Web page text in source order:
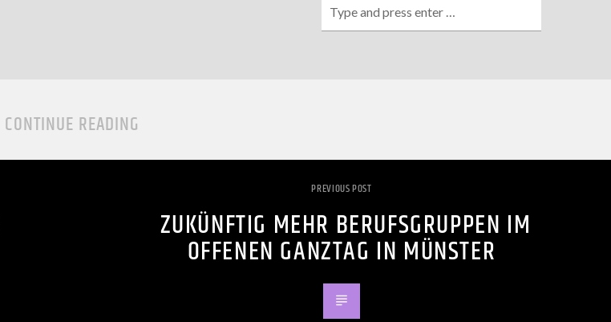
CONTINUE READING
PREVIOUS POST
ZUKÜNFTIG MEHR BERUFSGRUPPEN IM
OFFENEN GANZTAG IN MÜNSTER